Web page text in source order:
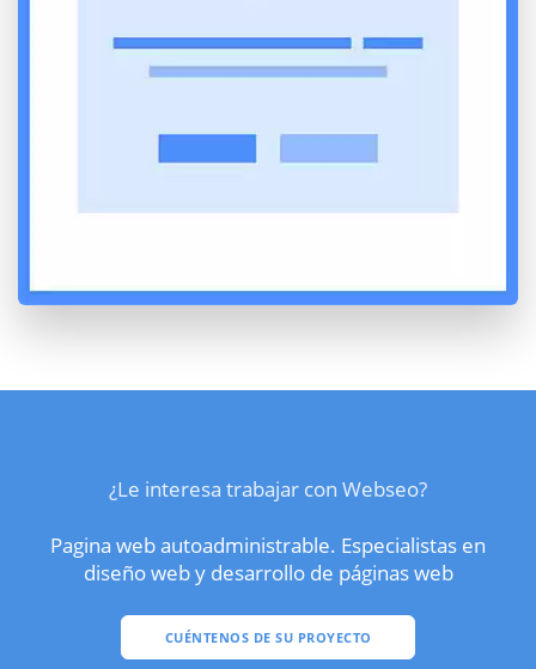
¿Le interesa trabajar con Webseo?
Pagina web autoadministrable. Especialistas en
diseño web y desarrollo de páginas web
CUÉNTENOS DE SU PROYECTO